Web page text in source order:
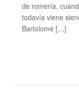
de romería,
todavía viene
Bartolomé […]